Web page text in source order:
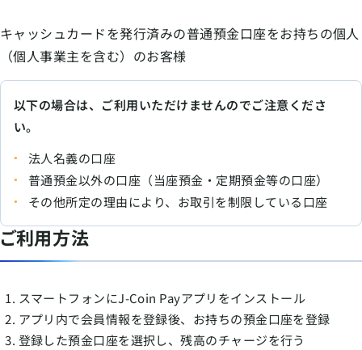
キャッシュカードを発行済みの普通預金口座をお持ちの個人
（個人事業主を含む）のお客様
以下の場合は、ご利用いただけませんのでご注意くださ
い。
法人名義の口座
普通預金以外の口座（当座預金・定期預金等の口座）
その他所定の理由により、お取引を制限している口座
ご利用方法
スマートフォンにJ-Coin Payアプリをインストール
アプリ内で会員情報を登録後、お持ちの預金口座を登録
登録した預金口座を選択し、残高のチャージを行う